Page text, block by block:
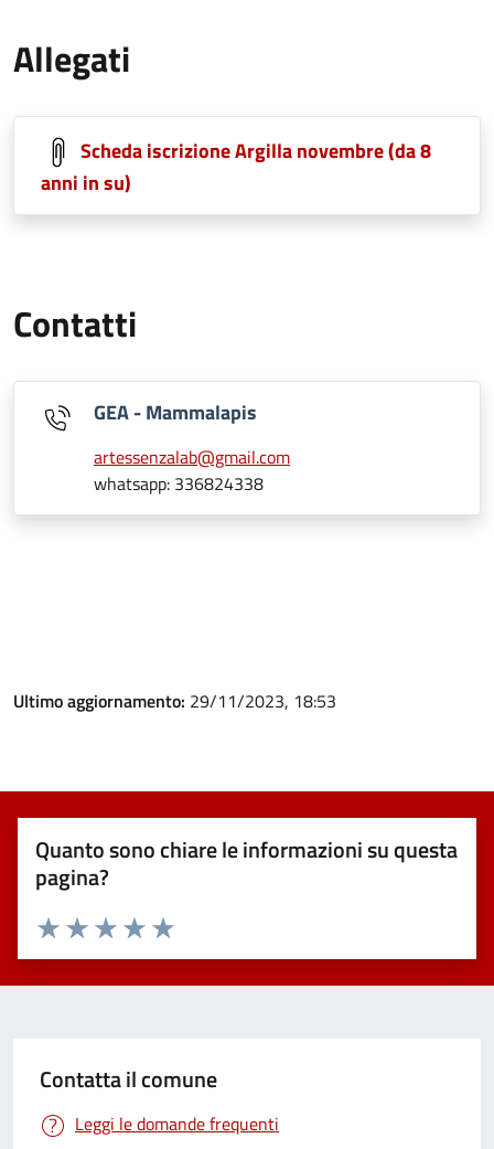
Allegati
Scheda iscrizione Argilla novembre (da 8
anni in su)
Contatti
GEA - Mammalapis
artessenzalab@gmail.com
whatsapp: 336824338
Ultimo aggiornamento: 29/11/2023, 18:53
Quanto sono chiare le informazioni su questa
pagina?
Valuta 5 stelle su 5
Valuta 4 stelle su 5
Valuta 3 stelle su 5
Valuta 2 stelle su 5
Valuta 1 stelle su 5
Contatta il comune
Leggi le domande frequenti